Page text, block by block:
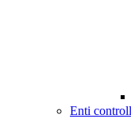
Enti